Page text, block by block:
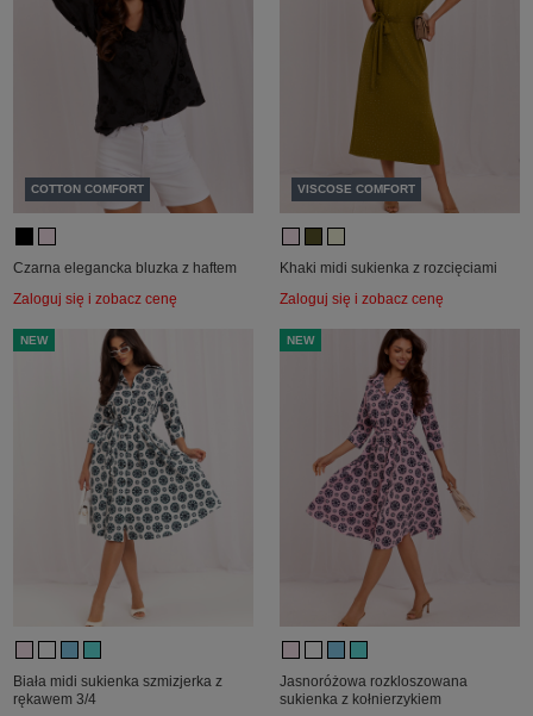
COTTON COMFORT
Czarna elegancka bluzka z haftem
Zaloguj się i zobacz cenę
VISCOSE COMFORT
Khaki midi sukienka z rozcięciami
Zaloguj się i zobacz cenę
NEW
Biała midi sukienka szmizjerka z
rękawem 3/4
NEW
Jasnoróżowa rozkloszowana
sukienka z kołnierzykiem